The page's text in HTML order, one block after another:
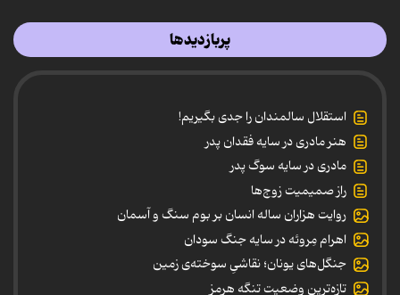
پربازدیدها
استقلال سالمندان را جدی بگیریم!
هنر مادری در سایه‌ فقدان پدر
مادری در سایه سوگ پدر
راز صمیمیت زوج‌ها
روایت هزاران ساله انسان بر بوم سنگ و آسمان
اهرام مِروئه در سایه جنگ سودان
جنگل‌های یونان؛ نقاشیِ سوخته‌ی زمین
تازه‌ترین وضعیت تنگه هرمز